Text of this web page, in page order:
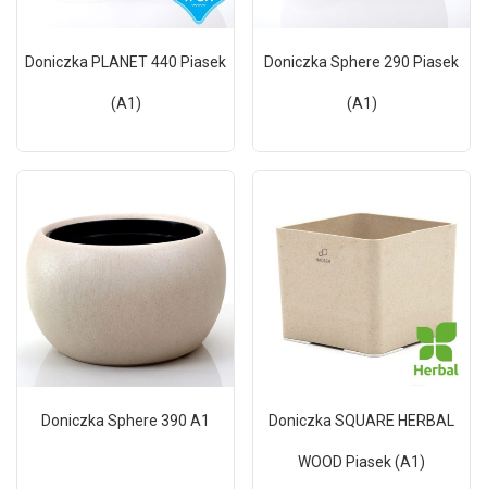
Doniczka PLANET 440 Piasek
(A1)
Doniczka Sphere 290 Piasek
(A1)
Doniczka Sphere 390 A1 Doniczka SQUARE HERBAL
WOOD Piasek (A1)